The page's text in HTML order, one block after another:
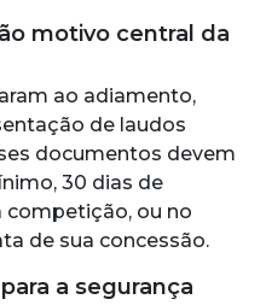
motivo central da
ao adiamento,
de laudos
documentos devem
30 dias de
competição, ou no
de sua concessão.
a segurança